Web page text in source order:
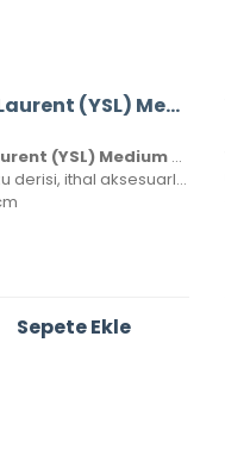
Yves Saint Laurent (YSL) Medium College Bag
Yves Saint Laurent (YSL) Medium College Bag
%100 Hakiki kuzu derisi, ithal aksesuarlı, seri numaralı, kutulu, toz torbalı ve sertifikalı olarak gönderilecektir.
Sepete Ekle